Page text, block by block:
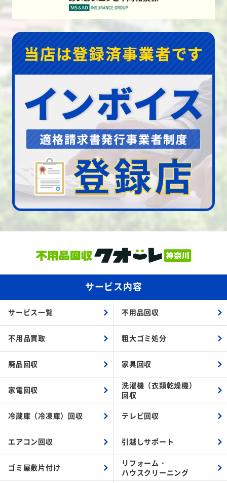
サービス内容
サービス一覧 不用品回収
不用品買取 粗大ゴミ処分
廃品回収 家具回収
家電回収
洗濯機（衣類乾燥機）
回収
冷蔵庫（冷凍庫）回収 テレビ回収
エアコン回収 引越しサポート
ゴミ屋敷片付け
リフォーム・
ハウスクリーニング